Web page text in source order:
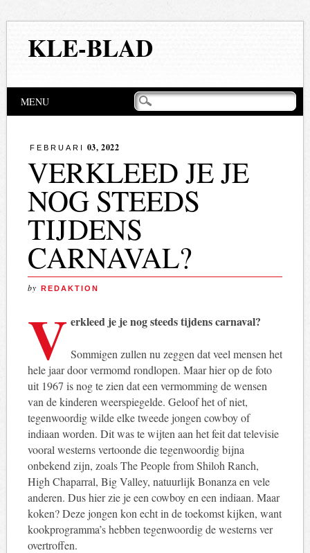
KLE-BLAD
Hoofdmenu
MENU
FEBRUARI 03, 2022
VERKLEED JE JE
NOG STEEDS
TIJDENS
CARNAVAL?
by REDAKTION
V erkleed je je nog steeds tijdens carnaval?
Sommigen zullen nu zeggen dat veel mensen het
hele jaar door vermomd rondlopen. Maar hier op de foto
uit 1967 is nog te zien dat een vermomming de wensen
van de kinderen weerspiegelde. Geloof het of niet,
tegenwoordig wilde elke tweede jongen cowboy of
indiaan worden. Dit was te wijten aan het feit dat televisie
vooral westerns vertoonde die tegenwoordig bijna
onbekend zijn, zoals The People from Shiloh Ranch,
High Chaparral, Big Valley, natuurlijk Bonanza en vele
anderen. Dus hier zie je een cowboy en een indiaan. Maar
koken? Deze jongen kon echt in de toekomst kijken, want
kookprogramma’s hebben tegenwoordig de westerns ver
overtroffen.